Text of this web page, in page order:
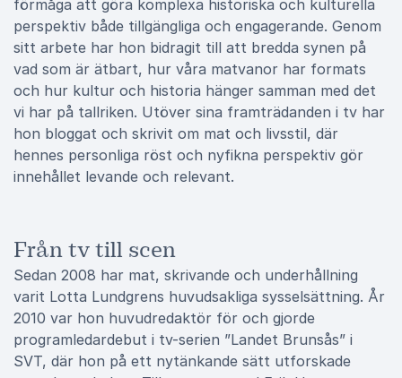
förmåga att göra komplexa historiska och kulturella
perspektiv både tillgängliga och engagerande. Genom
sitt arbete har hon bidragit till att bredda synen på
vad som är ätbart, hur våra matvanor har formats
och hur kultur och historia hänger samman med det
vi har på tallriken. Utöver sina framträdanden i tv har
hon bloggat och skrivit om mat och livsstil, där
hennes personliga röst och nyfikna perspektiv gör
innehållet levande och relevant.
Från tv till scen
Sedan 2008 har mat, skrivande och underhållning
varit Lotta Lundgrens huvudsakliga sysselsättning. År
2010 var hon huvudredaktör för och gjorde
programledardebut i tv-serien ”Landet Brunsås” i
SVT, där hon på ett nytänkande sätt utforskade